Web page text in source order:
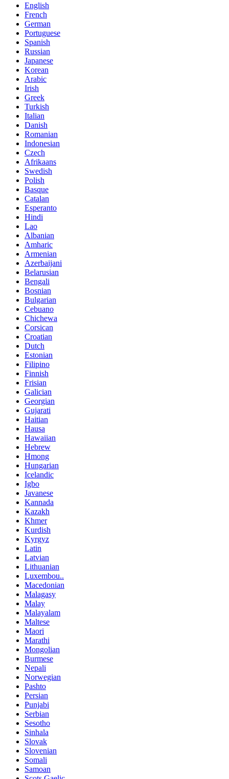
English
French
German
Portuguese
Spanish
Russian
Japanese
Korean
Arabic
Irish
Greek
Turkish
Italian
Danish
Romanian
Indonesian
Czech
Afrikaans
Swedish
Polish
Basque
Catalan
Esperanto
Hindi
Lao
Albanian
Amharic
Armenian
Azerbaijani
Belarusian
Bengali
Bosnian
Bulgarian
Cebuano
Chichewa
Corsican
Croatian
Dutch
Estonian
Filipino
Finnish
Frisian
Galician
Georgian
Gujarati
Haitian
Hausa
Hawaiian
Hebrew
Hmong
Hungarian
Icelandic
Igbo
Javanese
Kannada
Kazakh
Khmer
Kurdish
Kyrgyz
Latin
Latvian
Lithuanian
Luxembou..
Macedonian
Malagasy
Malay
Malayalam
Maltese
Maori
Marathi
Mongolian
Burmese
Nepali
Norwegian
Pashto
Persian
Punjabi
Serbian
Sesotho
Sinhala
Slovak
Slovenian
Somali
Samoan